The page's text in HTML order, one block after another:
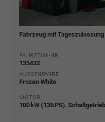
Fahrzeug mit Tageszulassung
FAHRZEUG-NR.
135432
AUSSENFARBE
Frozen White
MOTOR
100 kW (136 PS),